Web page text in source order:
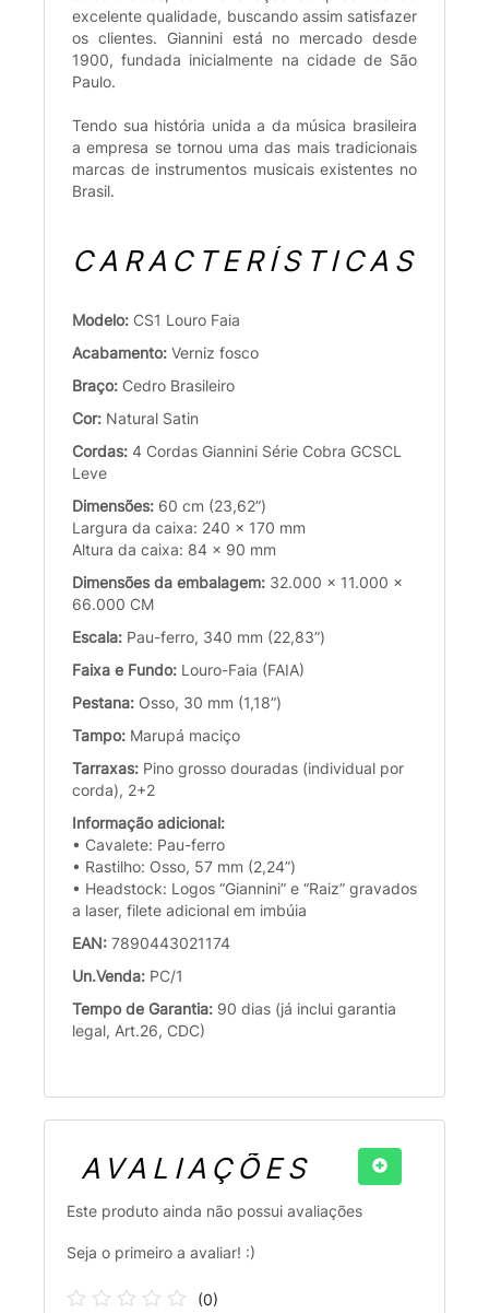
excelente qualidade, buscando assim satisfazer
os clientes. Giannini está no mercado desde
1900, fundada inicialmente na cidade de São
Paulo.
Tendo sua história unida a da música brasileira
a empresa se tornou uma das mais tradicionais
marcas de instrumentos musicais existentes no
Brasil.
CARACTERÍSTICAS
Modelo: CS1 Louro Faia
Acabamento: Verniz fosco
Braço: Cedro Brasileiro
Cor: Natural Satin
Cordas: 4 Cordas Giannini Série Cobra GCSCL
Leve
Dimensões: 60 cm (23,62”)
Largura da caixa: 240 x 170 mm
Altura da caixa: 84 x 90 mm
Dimensões da embalagem: 32.000 x 11.000 x
66.000 CM
Escala: Pau-ferro, 340 mm (22,83”)
Faixa e Fundo: Louro-Faia (FAIA)
Pestana: Osso, 30 mm (1,18”)
Tampo: Marupá maciço
Tarraxas: Pino grosso douradas (individual por
corda), 2+2
Informação adicional:
• Cavalete: Pau-ferro
• Rastilho: Osso, 57 mm (2,24”)
• Headstock: Logos “Giannini” e “Raiz” gravados
a laser, filete adicional em imbúia
EAN: 7890443021174
Un.Venda: PC/1
Tempo de Garantia: 90 dias (já inclui garantia
legal, Art.26, CDC)
AVALIAÇÕES
Este produto ainda não possui avaliações
Seja o primeiro a avaliar! :)
(0)